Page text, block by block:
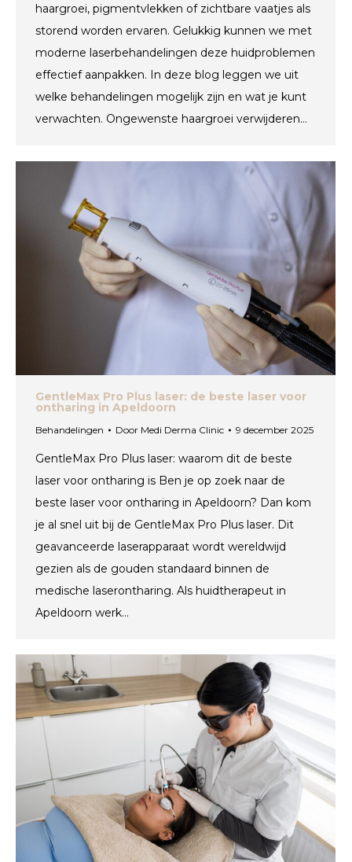
haargroei, pigmentvlekken of zichtbare vaatjes als
storend worden ervaren. Gelukkig kunnen we met
moderne laserbehandelingen deze huidproblemen
effectief aanpakken. In deze blog leggen we uit
welke behandelingen mogelijk zijn en wat je kunt
verwachten. Ongewenste haargroei verwijderen…
GentleMax Pro Plus laser: de beste laser voor
ontharing in Apeldoorn
Behandelingen Door Medi Derma Clinic 9 december 2025
GentleMax Pro Plus laser: waarom dit de beste
laser voor ontharing is Ben je op zoek naar de
beste laser voor ontharing in Apeldoorn? Dan kom
je al snel uit bij de GentleMax Pro Plus laser. Dit
geavanceerde laserapparaat wordt wereldwijd
gezien als de gouden standaard binnen de
medische laserontharing. Als huidtherapeut in
Apeldoorn werk…